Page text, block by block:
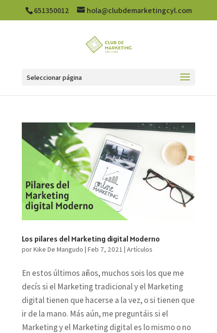
651350012 hola@clubdemarketingcyl.com
Seleccionar página
Los pilares del Marketing digital Moderno
porKike De Mangudo | Feb 7, 2021 | Artículos
En estos últimos años, muchos sois los que me
decís si el Marketing tradicional y el Marketing
digital tienen que hacerse a la vez, o si tienen que
ir de la mano. Más aún, me preguntáis si el
Marketing y el Marketing digital es lo mismo o no